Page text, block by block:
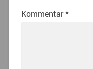
Kommentar*